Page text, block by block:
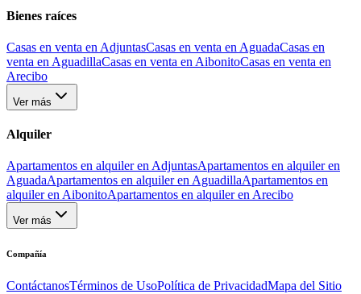
Bienes raíces
Casas en venta en AdjuntasCasas en venta en AguadaCasas en
venta en AguadillaCasas en venta en AibonitoCasas en venta en
Arecibo
Ver más
Alquiler
Apartamentos en alquiler en AdjuntasApartamentos en alquiler en
AguadaApartamentos en alquiler en AguadillaApartamentos en
alquiler en AibonitoApartamentos en alquiler en Arecibo
Ver más
Compañía
ContáctanosTérminos de UsoPolítica de PrivacidadMapa del Sitio